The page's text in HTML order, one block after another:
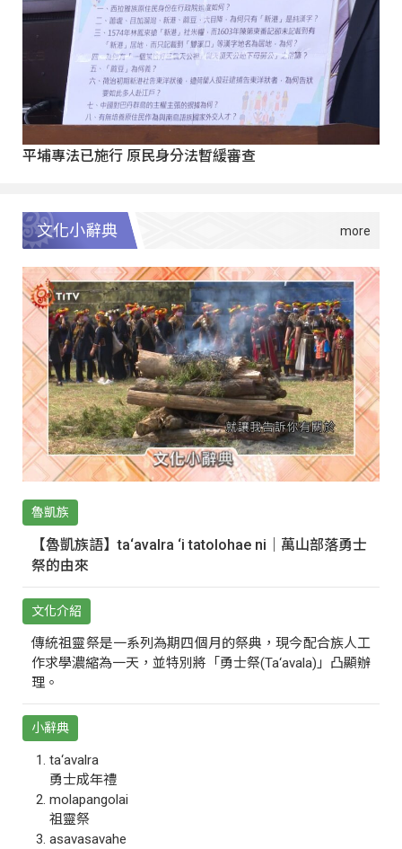
平埔專法已施行 原民身分法暫緩審查
文化小辭典
魯凱族
【魯凱族語】ta‘avalra ‘i tatolohae ni｜萬山部落勇士
祭的由來
文化介紹
傳統祖靈祭是一系列為期四個月的祭典，現今配合族人工
作求學濃縮為一天，並特別將「勇士祭(Ta‘avala)」凸顯辦
理。
小辭典
ta‘avalra
勇士成年禮
molapangolai
祖靈祭
asavasavahe